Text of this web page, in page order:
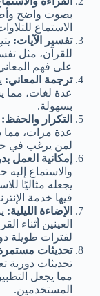
بصوت واضح
الاستماع
تفسير الآيات:
للقرآن، مثل
على فهم
ترجمة المعاني:
عدة لغات، مما
بسهولة.
التكرار والحفظ:
عدة مرات، مما
لمن يرغب في
إمكانية العمل
والاستماع
يجعله مثاليًا
فيها خدمة
الإضاءة الليلية:
العينين أثناء
لفترات طويلة
تحديثات
تحديثات دورية
مما يجعل
المستخدمين.